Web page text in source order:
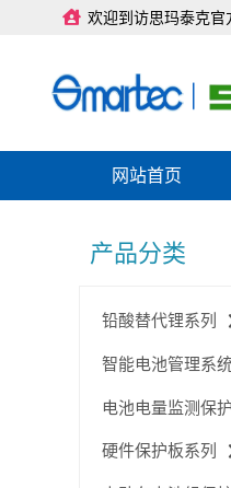
欢迎到访思玛泰克官
网站首页
产品分类
铅酸替代锂系列
智能电池管理系
电池电量监测保
硬件保护板系列